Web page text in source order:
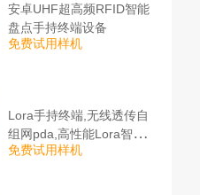
安卓UHF超高频RFID智能
盘点手持终端设备
免费试用样机
Lora手持终端,无线透传自
组网pda,高性能Lora智能
巡检机
免费试用样机